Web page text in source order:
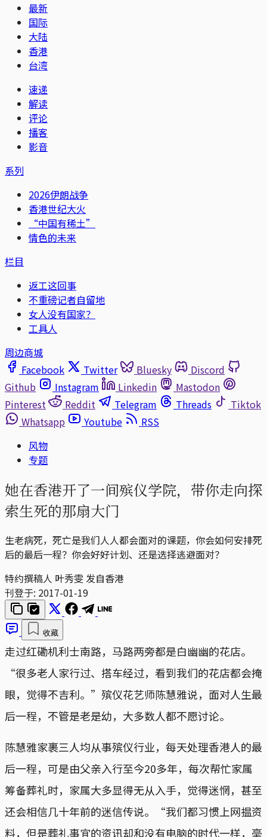
最新
国际
大陆
香港
台湾
速递
解读
评论
播客
影音
系列
2026伊朗战争
香港世纪大火
“中国有稀土”
情色的未来
栏目
返工这回事
不重磅记者自留地
女人没有国家？
工具人
周边商城
Facebook
Twitter Bluesky
Discord
Github
Instagram Linkedin
Mastodon
Pinterest
Reddit Telegram Threads
Tiktok
Whatsapp
Youtube
RSS
风物
专题
她在香港开了一间殡仪学院，带你走向探
索生死的那扇大门
生老病死，死亡是我们人人都会面对的课题，你会如何安排死
后的最后一程？你会好好计划、还是选择逃避面对？
特约撰稿人 叶秀雯 发自香港
刊登于: 2017-01-19
收藏
走过红磡机利士南路，马路两旁都是白幽幽的花店。
“很多老人家行过、搭车经过，看到我们的花店都会掩
眼，觉得不吉利。”殡仪花艺师陈慧雅说，面对人生最
后一程，不管是老是幼，大多数人都不愿讨论。
陈慧雅家裹三人均从事殡仪行业，每天处理香港人的最
后一程，可是由父亲入行至今20多年，每次帮忙家属
筹备葬礼时，家属大多显得无从入手，觉得迷惘，甚至
还会相信几十年前的迷信传说。“我们都习惯上网揾资
料，但是葬礼事宜的资讯却和没有电脑的时代一样，毫